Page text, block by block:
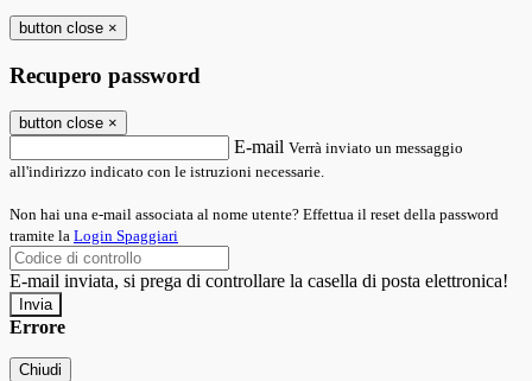
button close ×
Recupero password
button close ×
E-mail Verrà inviato un messaggio
all'indirizzo indicato con le istruzioni necessarie.
Non hai una e-mail associata al nome utente? Effettua il reset della password
tramite la Login Spaggiari
E-mail inviata, si prega di controllare la casella di posta elettronica!
Errore
Chiudi